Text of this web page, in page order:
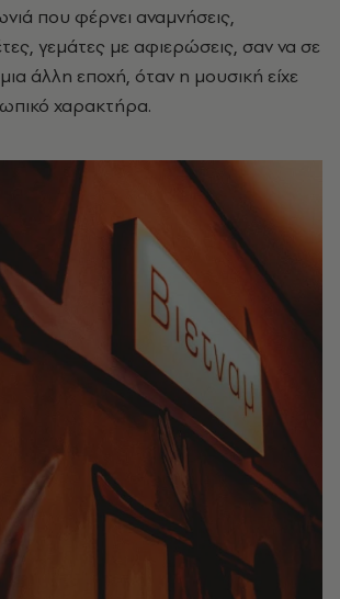
που φέρνει αναμνήσεις,
γεμάτες με αφιερώσεις, σαν να σε
άλλη εποχή, όταν η μουσική είχε
χαρακτήρα.